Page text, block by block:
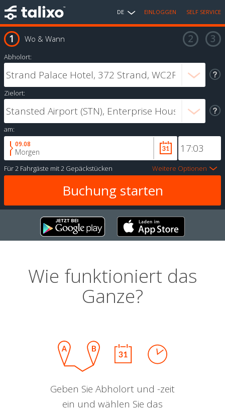
DE EINLOGGEN SELF SERVICE
Wo & Wann
Abholort:
Zielort:
am:
09.08
Morgen
Für2 Fahrgäste mit2 Gepäckstücken Weitere Optionen
Wie funktioniert das
Ganze?
Geben Sie Abholort und -zeit
ein und wählen Sie das